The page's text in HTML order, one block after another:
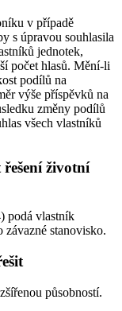
v případě
s úpravou souhlasila
jednotek,
počet hlasů. Mění-li
podílů na
výše příspěvků na
změny podílů
všech vlastníků
řešení životní
podá vlastník
stanovisko.
působností.